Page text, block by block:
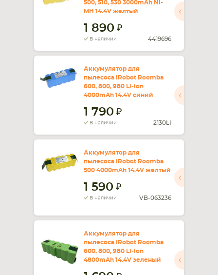
500, 510, 530 3000mAh NI-
MH 14.4V желтый
1 890
В наличии 4419696
Аккумулятор для
пылесоса iRobot Roomba
600, 800, 980 Li-ion
4000mAh 14.4V синий
1 790
В наличии 2130LI
Аккумулятор для
пылесоса iRobot Roomba
500 4000mAh 14.4V желтый
1 590
В наличии VB-063236
Аккумулятор для
пылесоса iRobot Roomba
600, 800, 980 Li-ion
4800mAh 14.4V зеленый